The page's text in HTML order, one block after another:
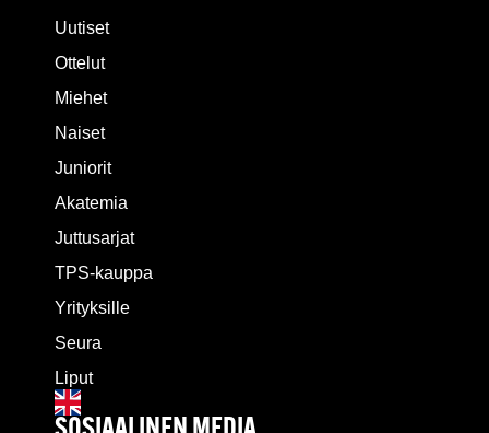
Uutiset
Ottelut
Miehet
Naiset
Juniorit
Akatemia
Juttusarjat
TPS-kauppa
Yrityksille
Seura
Liput